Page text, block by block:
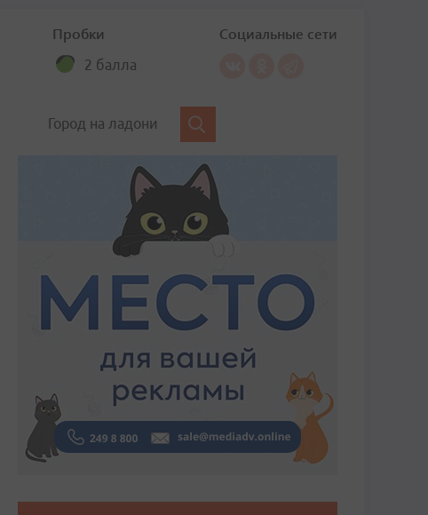
Пробки
2 балла
Социальные сети
Город на ладони